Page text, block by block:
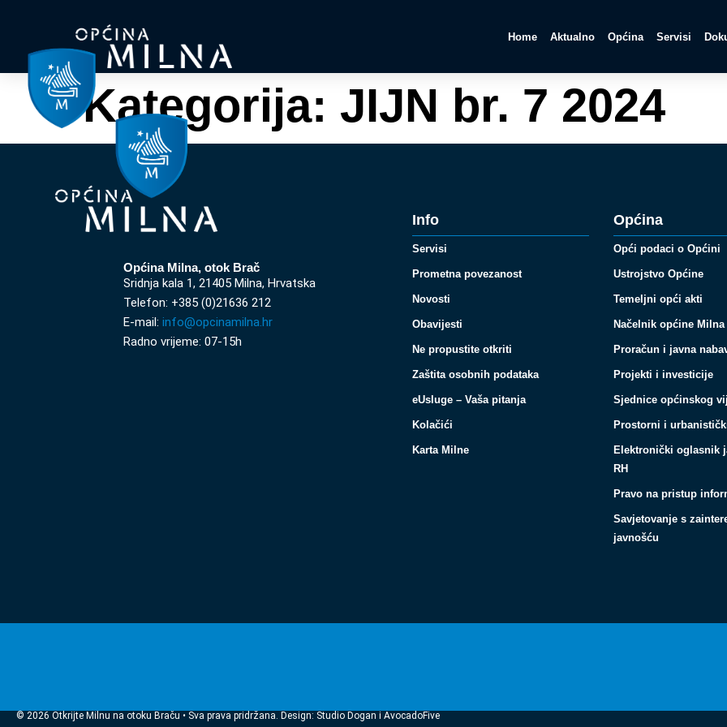
Home Aktualno Općina Servisi
Kategorija: JIJN br. 7 2024
Općina Milna, otok Brač
Sridnja kala 1, 21405 Milna, Hrvatska
Telefon: +385 (0)21636 212
E-mail: info@opcinamilna.hr
Radno vrijeme: 07-15h
Info
Servisi
Prometna povezanost
Novosti
Obavijesti
Ne propustite otkriti
Zaštita osobnih podataka
eUsluge – Vaša pitanja
Kolačići
Karta Milne
Općina
Opći podaci o Općini
Ustrojstvo Općine
Temeljni opći akti
Načelnik općine Milna
Proračun i javna
Projekti i investicije
Sjednice općinskog
Prostorni i
Elektronički oglasnik
RH
Pravo na pristup
Savjetovanje s
javnošću
© 2026 Otkrijte Milnu na otoku Braču • Sva prava pridržana. Design: Studio Dogan i AvocadoFive